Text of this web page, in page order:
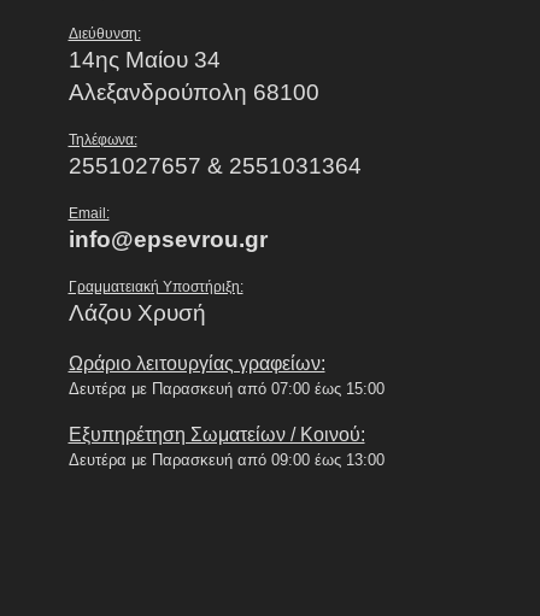
Διεύθυνση:
14ης Μαίου 34
Αλεξανδρούπολη 68100
Τηλέφωνα:
2551027657 & 2551031364
Email:
info@epsevrou.gr
Γραμματειακή Υποστήριξη:
Λάζου Χρυσή
Ωράριο λειτουργίας γραφείων:
Δευτέρα με Παρασκευή από 07:00 έως 15:00
Εξυπηρέτηση Σωματείων / Κοινού:
Δευτέρα με Παρασκευή από 09:00 έως 13:00